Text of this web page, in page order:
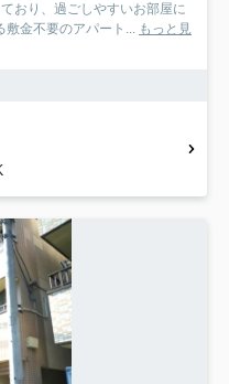
おり、過ごしやすいお部屋に
敷金不要のアパート... もっと見